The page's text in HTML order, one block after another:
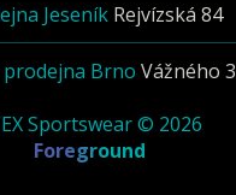
Jeseník Rejvízská 84
prodejna Brno Vážného 3
Sportswear © 2026
Foreground